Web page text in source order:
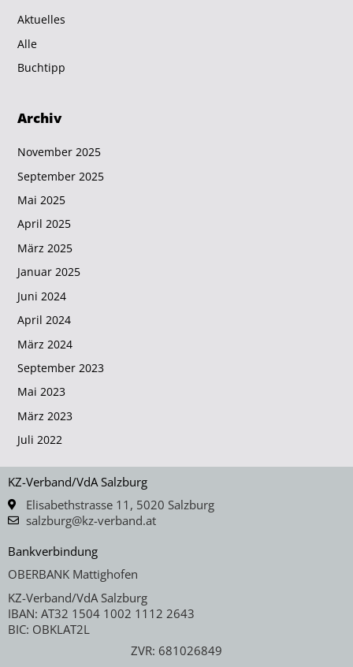
Aktuelles
Alle
Buchtipp
Archiv
November 2025
September 2025
Mai 2025
April 2025
März 2025
Januar 2025
Juni 2024
April 2024
März 2024
September 2023
Mai 2023
März 2023
Juli 2022
KZ-Verband/VdA Salzburg
Elisabethstrasse 11, 5020 Salzburg
salzburg@kz-verband.at
Bankverbindung
OBERBANK Mattighofen
KZ-Verband/VdA Salzburg
IBAN: AT32 1504 1002 1112 2643
BIC: OBKLAT2L
ZVR: 681026849